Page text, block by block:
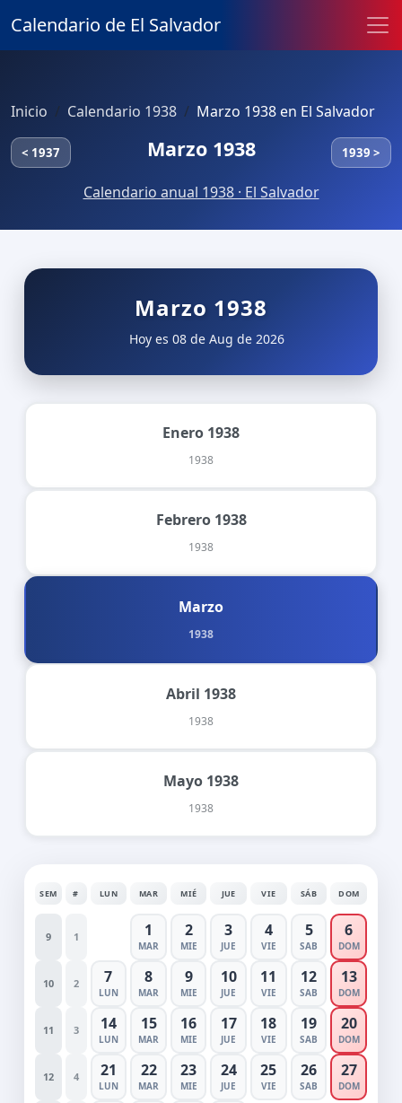
Calendario de El Salvador
Inicio Calendario 1938 Marzo 1938 en El Salvador
< 1937 Marzo 1938 1939 >
Calendario anual 1938 · El Salvador
Marzo 1938
Hoy es 08 de Aug de 2026
Enero 1938
1938
Febrero 1938
1938
Marzo
1938
Abril 1938
1938
Mayo 1938
1938
SEM # LUN MAR MIÉ JUE VIE SÁB DOM
9 1 1
MAR
2
MIE
3
JUE
4
VIE
5
SAB
6
DOM
10 2 7
LUN
8
MAR
9
MIE
10
JUE
11
VIE
12
SAB
13
DOM
11 3 14
LUN
15
MAR
16
MIE
17
JUE
18
VIE
19
SAB
20
DOM
12 4 21
LUN
22
MAR
23
MIE
24
JUE
25
VIE
26
SAB
27
DOM